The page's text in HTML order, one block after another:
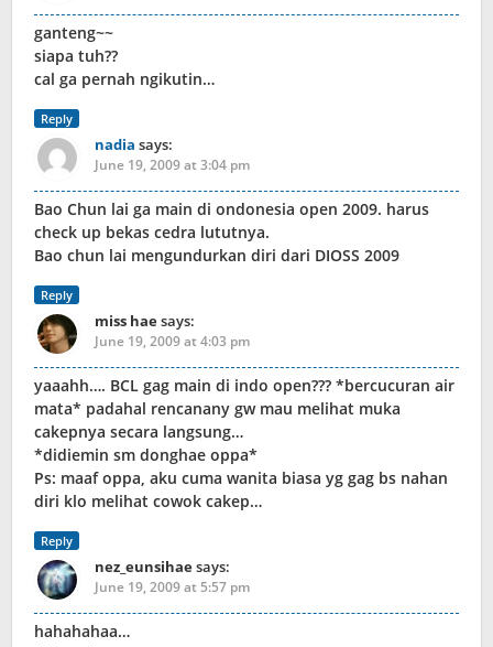
ganteng~~
siapa tuh??
cal ga pernah ngikutin…
Reply
nadia says:
June 19, 2009 at 3:04 pm
Bao Chun lai ga main di ondonesia open 2009. harus
check up bekas cedra lututnya.
Bao chun lai mengundurkan diri dari DIOSS 2009
Reply
miss haesays:
June 19, 2009 at 4:03 pm
yaaahh…. BCL gag main di indo open??? *bercucuran air
mata* padahal rencanany gw mau melihat muka
cakepnya secara langsung…
*didiemin sm donghae oppa*
Ps: maaf oppa, aku cuma wanita biasa yg gag bs nahan
diri klo melihat cowok cakep…
Reply
nez_eunsihaesays:
June 19, 2009 at 5:57 pm
hahahahaa…